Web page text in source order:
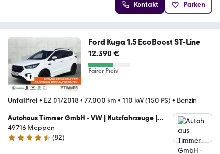
Kontakt Parken
Ford Kuga 1.5 EcoBoost ST-Line
12.390 €
Fairer Preis
Unfallfrei • EZ 01/2018• 77.000 km • 110 kW (150 PS) • Benzin
Autohaus Timmer GmbH - VW | Nutzfahrzeuge |
Audi | Skoda | Seat |
49716 Meppen
4.7 Sterne
(82)